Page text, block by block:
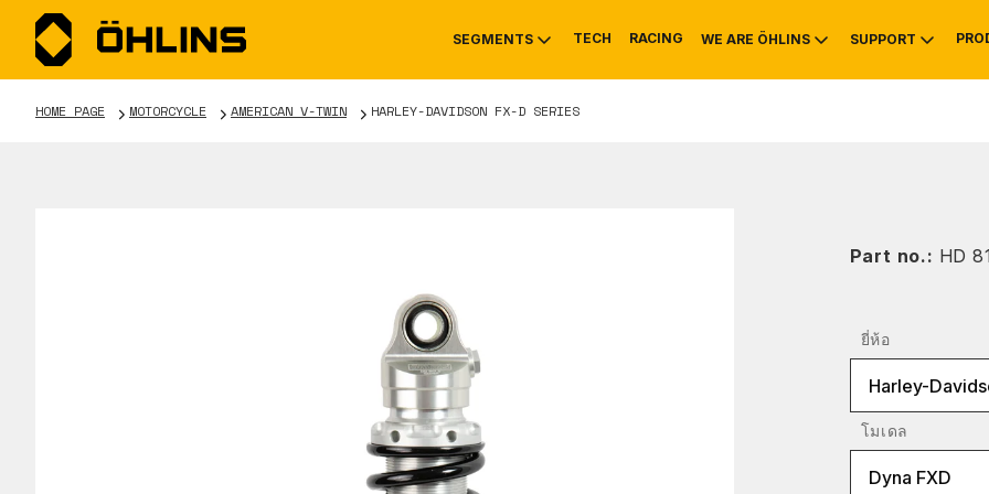
SEGMENTS
MOUNTAIN BIKE
TECH RACING WE ARE ÖHLINS
HISTORY
SUPPORT
SERVICE INFO &
HOME PAGE MOTORCYCLE AMERICAN V-TWIN HARLEY-DAVIDSON FX-D SERIES
Part no.: HD
ยี่ห้อ
Harley-
โมเดล
Dyna FXD